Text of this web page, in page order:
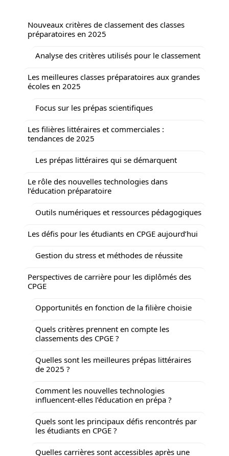
Nouveaux critères de classement des classes
préparatoires en 2025
Analyse des critères utilisés pour le classement
Les meilleures classes préparatoires aux grandes
écoles en 2025
Focus sur les prépas scientifiques
Les filières littéraires et commerciales :
tendances de 2025
Les prépas littéraires qui se démarquent
Le rôle des nouvelles technologies dans
l’éducation préparatoire
Outils numériques et ressources pédagogiques
Les défis pour les étudiants en CPGE aujourd’hui
Gestion du stress et méthodes de réussite
Perspectives de carrière pour les diplômés des
CPGE
Opportunités en fonction de la filière choisie
Quels critères prennent en compte les
classements des CPGE ?
Quelles sont les meilleures prépas littéraires
de 2025 ?
Comment les nouvelles technologies
influencent-elles l’éducation en prépa ?
Quels sont les principaux défis rencontrés par
les étudiants en CPGE ?
Quelles carrières sont accessibles après une